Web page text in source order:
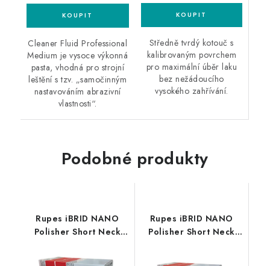
Cleaner Fluid Professional
Medium je vysoce výkonná
pasta, vhodná pro strojní
leštění s tzv. „samočinným
nastavováním abrazivní
vlastnosti“.
Středně tvrdý kotouč s
kalibrovaným povrchem
pro maximální úběr laku
bez nežádoucího
vysokého zahřívání.
Podobné produkty
Rupes iBRID NANO
Polisher Short Neck
Rupes iBRID NANO
Polisher Short Neck